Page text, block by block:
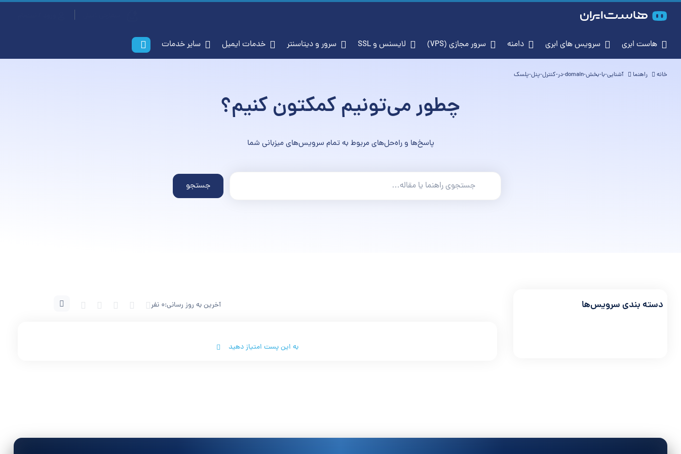
هاست ابری سرویس‌ های ابری دامنه سرور مجازی (VPS) لایسنس و SSL سرور و دیتاسنتر خدمات ایمیل سایر خدمات
خانه راهنما آشنایی-با-بخش-domain-در-کنترل-پنل-پلسک
چطور می‌تونیم کمکتون کنیم؟
پاسخ‌ها و راه‌حل‌های مربوط به تمام سرویس‌های میزبانی شما
جستجو
دسته بندی سرویس‌ها آخرین به روز رسانی:0 نفر
به این پست امتیاز دهید